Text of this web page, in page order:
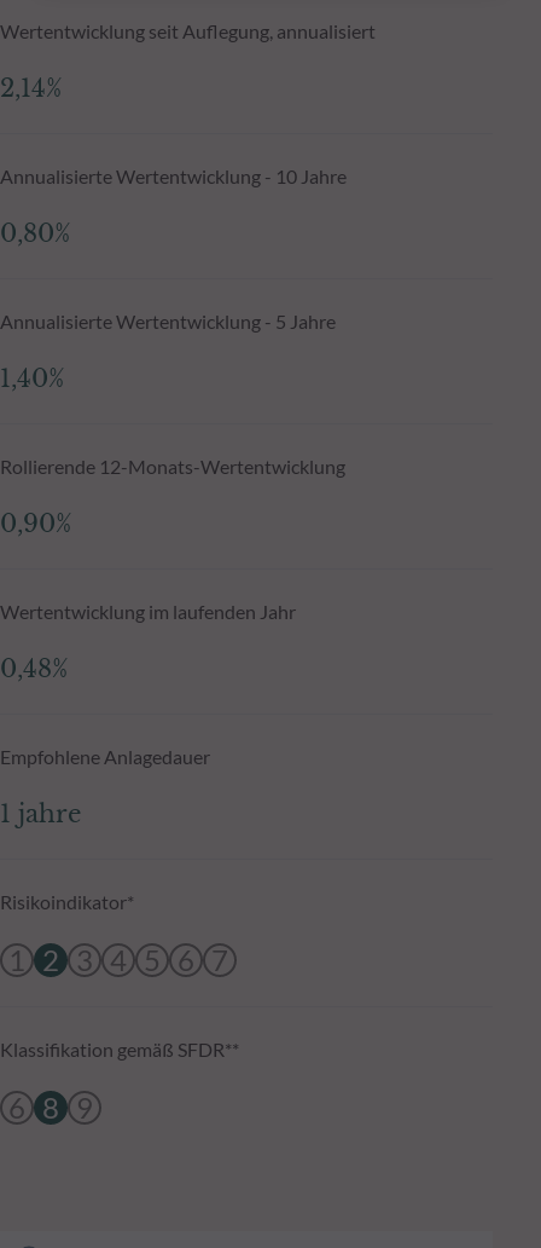
Wertentwicklung seit Auflegung, annualisiert
2,14%
Annualisierte Wertentwicklung - 10 Jahre
0,80%
Annualisierte Wertentwicklung - 5 Jahre
1,40%
Rollierende 12-Monats-Wertentwicklung
0,90%
Wertentwicklung im laufenden Jahr
0,48%
Empfohlene Anlagedauer
1 jahre
Risikoindikator*
1 2 3 4 5 6 7
Klassifikation gemäß SFDR**
6 8 9